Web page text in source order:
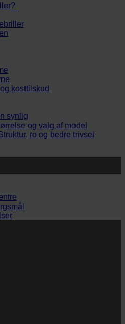
kosttilskud
synlig
og valg af model
ro og bedre trivsel